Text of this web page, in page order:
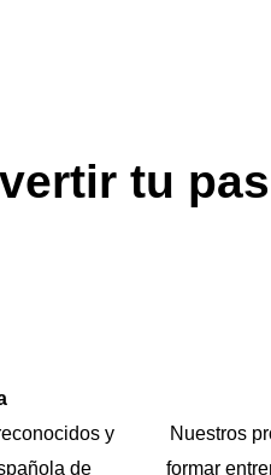
tu
y
de
Nuestros
formar